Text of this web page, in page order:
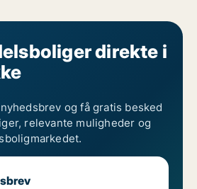
Vesterbro
Ørestad
Østerbro
direkte i
og få gratis besked
relevante muligheder og